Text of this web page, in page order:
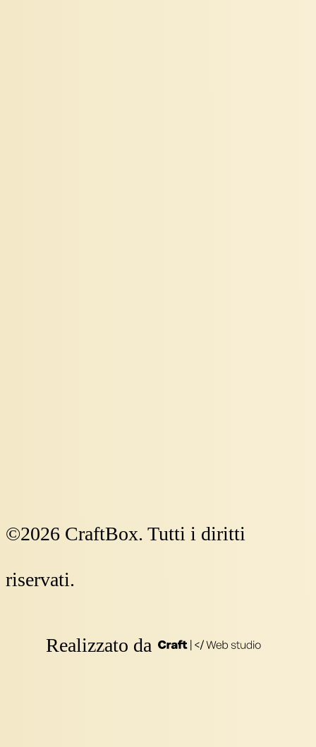
©2026 CraftBox. Tutti i diritti
riservati.
Realizzato da